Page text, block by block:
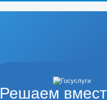
Решаем